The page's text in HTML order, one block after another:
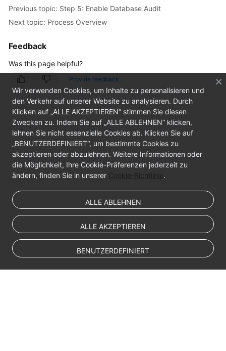
Practices
Reference
FAQs
Videos
Previous topic: Step 5: Enable Database Audit
Next topic: Process Overview
Feedback
Was this page helpful?
Provide feedback
Wir verwenden Cookies, um Inhalte zu personalisieren und
den Verkehr auf unserer Website zu analysieren. Durch
Klicken auf „ALLE AKZEPTIEREN“ stimmen Sie diesen
Zwecken zu. Indem Sie auf „ALLE ABLEHNEN“ klicken,
lehnen Sie nicht essenzielle Cookies ab. Klicken Sie auf
„BENUTZERDEFINIERT“, um bestimmte Cookies zu
akzeptieren oder abzulehnen. Weitere Informationen oder
die Möglichkeit, Ihre Cookie-Präferenzen jederzeit zu
ändern, finden Sie in unserer Cookie-Richtlinie.
ALLE ABLEHNEN
ALLE AKZEPTIEREN
BENUTZERDEFINIERT